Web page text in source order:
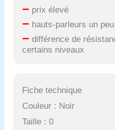
– prix élevé
– hauts-parleurs un
– différence de
certains niveaux
Fiche technique
Couleur : Noir
Taille : 0